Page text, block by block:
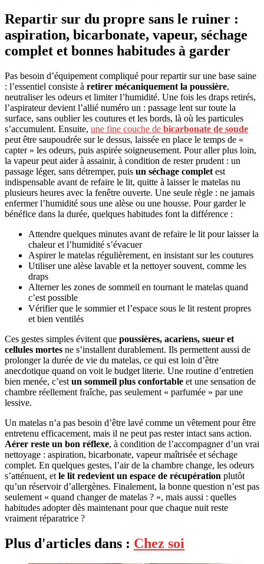
Repartir sur du propre sans le ruiner :
aspiration, bicarbonate, vapeur, séchage
complet et bonnes habitudes à garder
Pas besoin d’équipement compliqué pour repartir sur une base saine
: l’essentiel consiste à retirer mécaniquement la poussière,
neutraliser les odeurs et limiter l’humidité. Une fois les draps retirés,
l’aspirateur devient l’allié numéro un : passage lent sur toute la
surface, sans oublier les coutures et les bords, là où les particules
s’accumulent. Ensuite, une fine couche de bicarbonate de soude
peut être saupoudrée sur le dessus, laissée en place le temps de «
capter » les odeurs, puis aspirée soigneusement. Pour aller plus loin,
la vapeur peut aider à assainir, à condition de rester prudent : un
passage léger, sans détremper, puis un séchage complet est
indispensable avant de refaire le lit, quitte à laisser le matelas nu
plusieurs heures avec la fenêtre ouverte. Une seule règle : ne jamais
enfermer l’humidité sous une alèse ou une housse. Pour garder le
bénéfice dans la durée, quelques habitudes font la différence :
Attendre quelques minutes avant de refaire le lit pour laisser la
chaleur et l’humidité s’évacuer
Aspirer le matelas régulièrement, en insistant sur les coutures
Utiliser une alèse lavable et la nettoyer souvent, comme les
draps
Alterner les zones de sommeil en tournant le matelas quand
c’est possible
Vérifier que le sommier et l’espace sous le lit restent propres
et bien ventilés
Ces gestes simples évitent que poussières, acariens, sueur et
cellules mortes ne s’installent durablement. Ils permettent aussi de
prolonger la durée de vie du matelas, ce qui est loin d’être
anecdotique quand on voit le budget literie. Une routine d’entretien
bien menée, c’est un sommeil plus confortable et une sensation de
chambre réellement fraîche, pas seulement « parfumée » par une
lessive.
Un matelas n’a pas besoin d’être lavé comme un vêtement pour être
entretenu efficacement, mais il ne peut pas rester intact sans action.
Aérer reste un bon réflexe, à condition de l’accompagner d’un vrai
nettoyage : aspiration, bicarbonate, vapeur maîtrisée et séchage
complet. En quelques gestes, l’air de la chambre change, les odeurs
s’atténuent, et le lit redevient un espace de récupération plutôt
qu’un réservoir d’allergènes. Finalement, la bonne question n’est pas
seulement « quand changer de matelas ? », mais aussi : quelles
habitudes adopter dès maintenant pour que chaque nuit reste
vraiment réparatrice ?
Plus d'articles dans : Chez soi